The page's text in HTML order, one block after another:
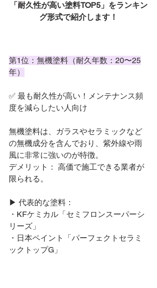
「耐久性が高い塗料TOP5」をランキン
グ形式で紹介します！
第1位：無機塗料（耐久年数：20〜25
年）
✅ 最も耐久性が高い！メンテナンス頻
度を減らしたい人向け
無機塗料は、ガラスやセラミックなど
の無機成分を含んでおり、紫外線や雨
風に非常に強いのが特徴。
デメリット： 高価で施工できる業者が
限られる。
▶ 代表的な塗料：
・KFケミカル「セミフロンスーパーシ
リーズ」
・日本ペイント「パーフェクトセラミ
ックトップG」